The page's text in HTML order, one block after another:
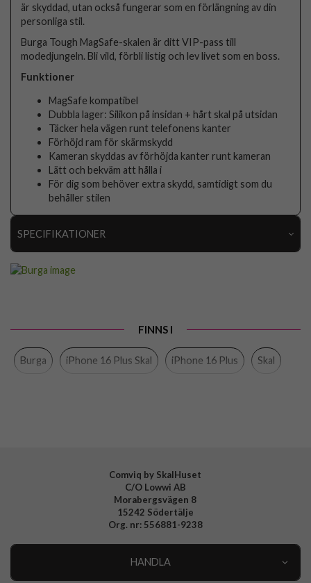
är skyddad, utan också fungerar som en förlängning av din
personliga stil.
Burga Tough MagSafe-skalen är ditt VIP-pass till
modedjungeln. Bli vild, förbli listig och lev livet som en boss.
Funktioner
MagSafe kompatibel
Dubbla lager: Silikon på insidan + hårt skal på utsidan
Täcker hela vägen runt telefonens kanter
Förhöjd ram för skärmskydd
Kameran skyddas av förhöjda kanter runt kameran
Lätt och bekväm att hålla i
För dig som behöver extra skydd, samtidigt som du
behåller stilen
SPECIFIKATIONER
Material Hårdplast (PC), Mjukplast (TPU)
FINNS I
Burga iPhone 16 Plus Skal iPhone 16 Plus Skal
Comviq by SkalHuset
C/O Lowwi AB
Morabergsvägen 8
15242 Södertälje
Org. nr: 556881-9238
HANDLA